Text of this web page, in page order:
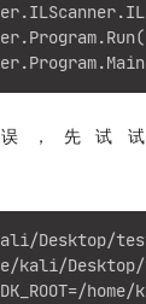
，先试
Desktop/
kali/Desktop/